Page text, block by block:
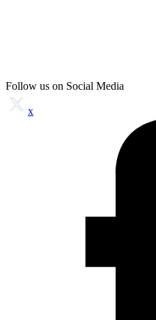
Follow us on Social Media
x